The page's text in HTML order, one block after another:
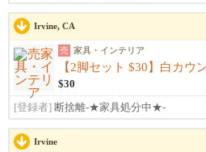
Irvine, CA
売 家具・インテリア
$30
[登録者] 断捨離-★家具処分中★-
Irvine